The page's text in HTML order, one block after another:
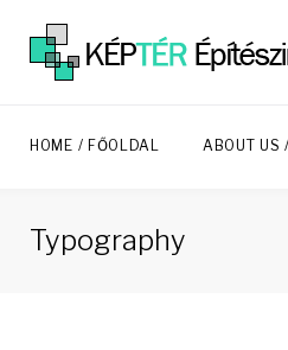
HOME / FŐOLDAL ABOUT US
Typography